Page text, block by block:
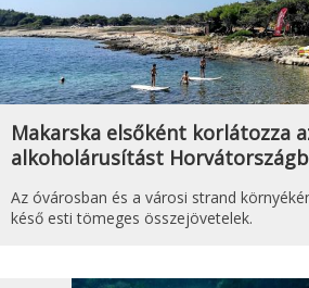
Makarska elsőként korlátozza
alkoholárusítást
Az óvárosban és a városi strand
késő esti tömeges összejövetelek.